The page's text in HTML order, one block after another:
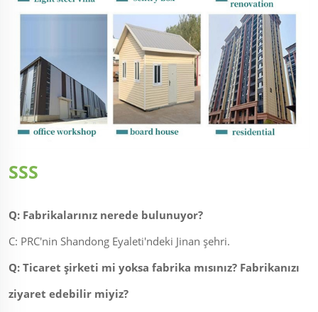
SSS
Q: Fabrikalarınız nerede bulunuyor?
C: PRC'nin Shandong Eyaleti'ndeki Jinan şehri.
Q: Ticaret şirketi mi yoksa fabrika mısınız? Fabrikanızı
ziyaret edebilir miyiz?